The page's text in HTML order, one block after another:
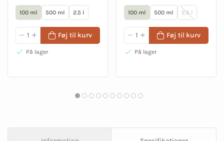
100 ml 500 ml 2.5 l
Føj til kurv
På lager
100 ml 500 ml 2.5 l
Føj til kurv
På lager